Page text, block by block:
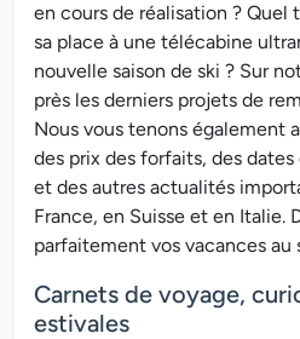
en cours de réalisation ?
sa place à une télécabine
nouvelle saison de ski ? Sur
près les derniers projets de
Nous vous tenons également
des prix des forfaits, des
et des autres actualités
France, en Suisse et en Italie.
parfaitement vos vacances au
Carnets de voyage,
estivales